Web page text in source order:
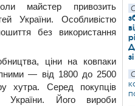
майстер привозить
України. Особливістю
без використання
ціни на ковпаки
— від 1800 до 2500
хутра. Серед покупців
Його вироби